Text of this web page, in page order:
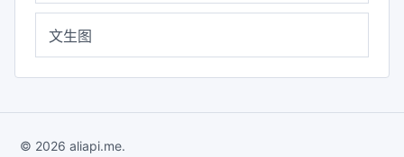
文生图
© 2026 aliapi.me.